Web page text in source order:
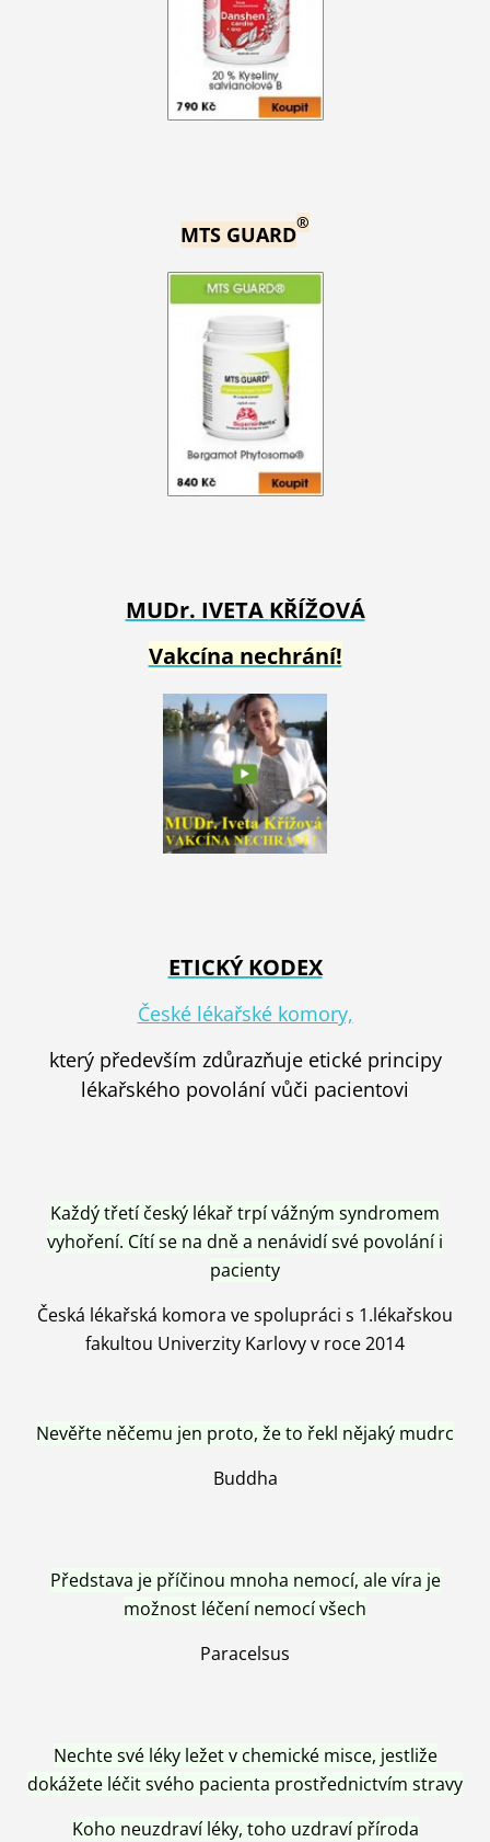
MTS GUARD®
MUDr. IVETA KŘÍŽOVÁ
Vakcína nechrání!
ETICKÝ KODEX
České lékařské komory,
který především zdůrazňuje etické principy
lékařského povolání vůči pacientovi
Každý třetí český lékař trpí vážným syndromem
vyhoření. Cítí se na dně a nenávidí své povolání i
pacienty
Česká lékařská komora ve spolupráci s 1.lékařskou
fakultou Univerzity Karlovy v roce 2014
Nevěřte něčemu jen proto, že to řekl nějaký mudrc
Buddha
Představa je příčinou mnoha nemocí, ale víra je
možnost léčení nemocí všech
Paracelsus
Nechte své léky ležet v chemické misce, jestliže
dokážete léčit svého pacienta prostřednictvím stravy
Koho neuzdraví léky, toho uzdraví příroda